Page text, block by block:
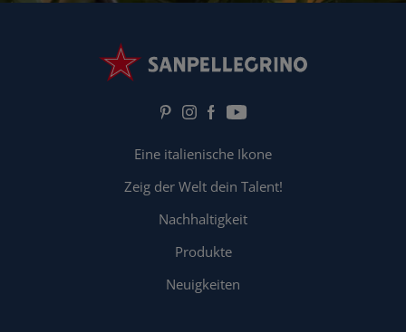
Eine italienische Ikone
Zeig der Welt dein Talent!
Nachhaltigkeit
Produkte
Neuigkeiten